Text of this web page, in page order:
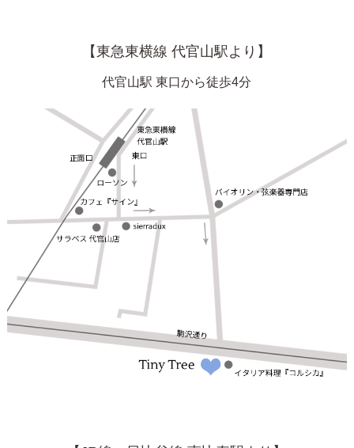
【東急東横線 代官山駅より】
代官山駅 東口から徒歩4分